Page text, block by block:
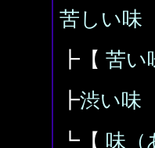
苦しい味
┣【 苦い
┣渋い味
┗【 味（